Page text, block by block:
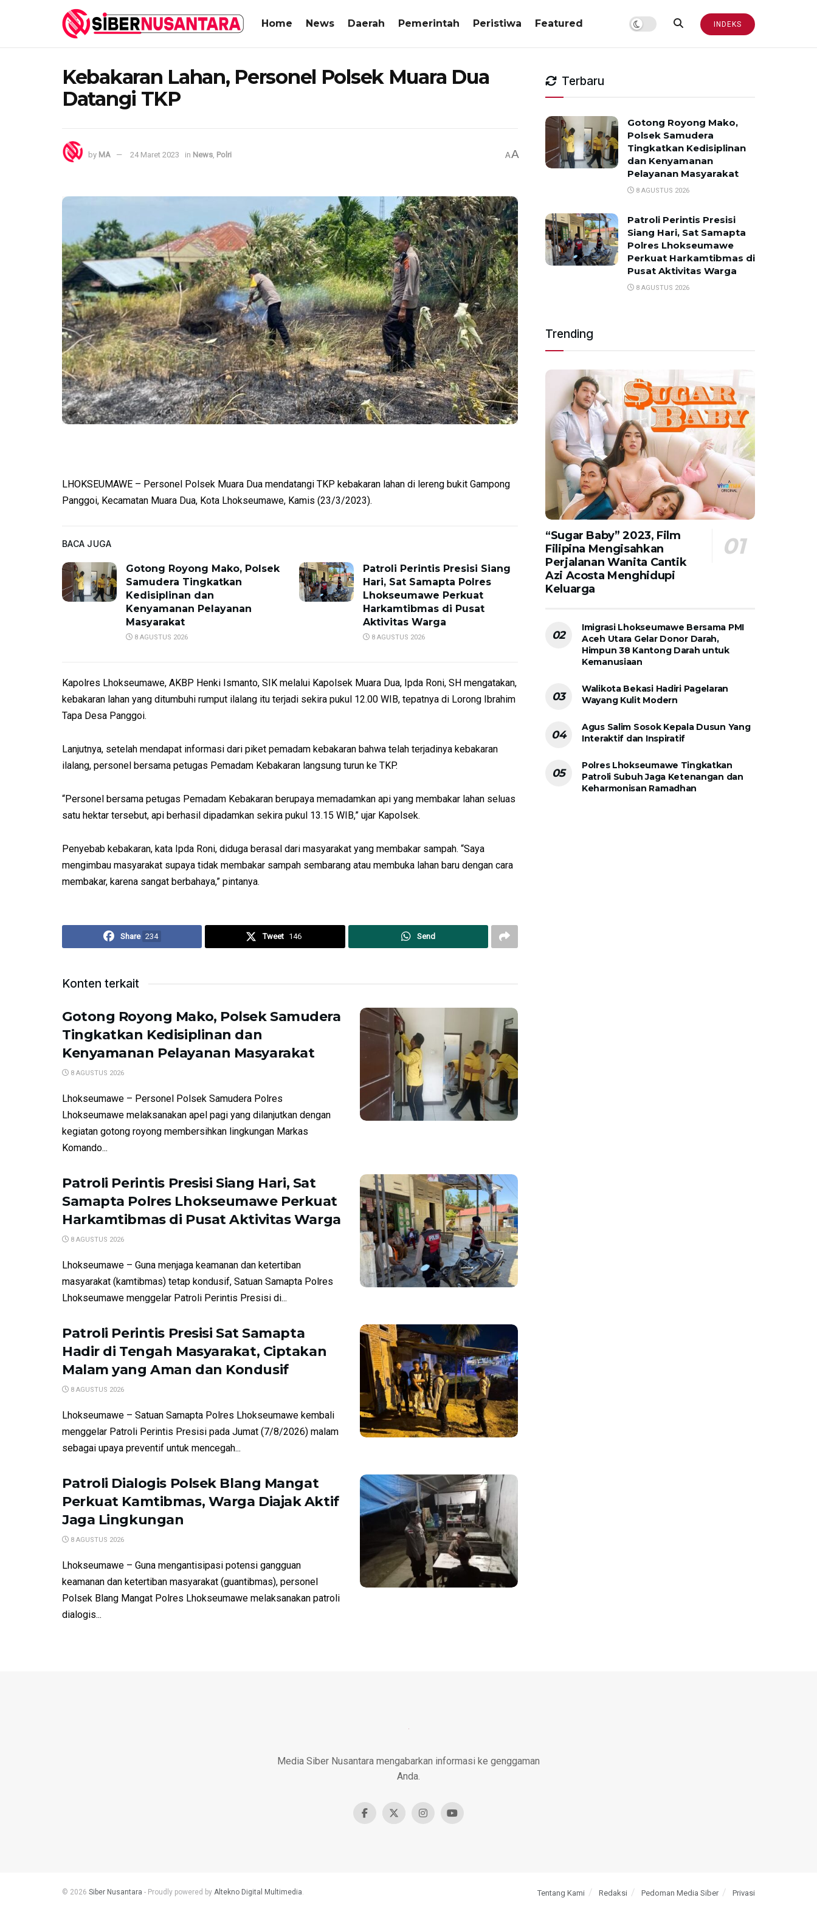
Home News Daerah Pemerintah Peristiwa Featured INDEKS
Kebakaran Lahan, Personel Polsek Muara Dua
Datangi TKP
by MA 24 Maret 2023 in News Polri AA
LHOKSEUMAWE – Personel Polsek Muara Dua mendatangi TKP kebakaran lahan di lereng bukit Gampong
Panggoi, Kecamatan Muara Dua, Kota Lhokseumawe, Kamis (23/3/2023).
BACA JUGA
Gotong Royong Mako, Polsek
Samudera Tingkatkan
Kedisiplinan dan
Kenyamanan Pelayanan
Masyarakat
8 AGUSTUS 2026
Patroli Perintis Presisi Siang
Hari, Sat Samapta Polres
Lhokseumawe Perkuat
Harkamtibmas di Pusat
Aktivitas Warga
8 AGUSTUS 2026
Kapolres Lhokseumawe, AKBP Henki Ismanto, SIK melalui Kapolsek Muara Dua, Ipda Roni, SH mengatakan,
kebakaran lahan yang ditumbuhi rumput ilalang itu terjadi sekira pukul 12.00 WIB, tepatnya di Lorong Ibrahim
Tapa Desa Panggoi.
Lanjutnya, setelah mendapat informasi dari piket pemadam kebakaran bahwa telah terjadinya kebakaran
ilalang, personel bersama petugas Pemadam Kebakaran langsung turun ke TKP.
“Personel bersama petugas Pemadam Kebakaran berupaya memadamkan api yang membakar lahan seluas
satu hektar tersebut, api berhasil dipadamkan sekira pukul 13.15 WIB,” ujar Kapolsek.
Penyebab kebakaran, kata Ipda Roni, diduga berasal dari masyarakat yang membakar sampah. “Saya
mengimbau masyarakat supaya tidak membakar sampah sembarang atau membuka lahan baru dengan cara
membakar, karena sangat berbahaya,” pintanya.
Share 234 Tweet 146 Send
Konten terkait
Gotong Royong Mako, Polsek Samudera
Tingkatkan Kedisiplinan dan
Kenyamanan Pelayanan Masyarakat
8 AGUSTUS 2026
Lhokseumawe – Personel Polsek Samudera Polres
Lhokseumawe melaksanakan apel pagi yang dilanjutkan dengan
kegiatan gotong royong membersihkan lingkungan Markas
Komando...
Patroli Perintis Presisi Siang Hari, Sat
Samapta Polres Lhokseumawe Perkuat
Harkamtibmas di Pusat Aktivitas Warga
8 AGUSTUS 2026
Lhokseumawe – Guna menjaga keamanan dan ketertiban
masyarakat (kamtibmas) tetap kondusif, Satuan Samapta Polres
Lhokseumawe menggelar Patroli Perintis Presisi di...
Patroli Perintis Presisi Sat Samapta
Hadir di Tengah Masyarakat, Ciptakan
Malam yang Aman dan Kondusif
8 AGUSTUS 2026
Lhokseumawe – Satuan Samapta Polres Lhokseumawe kembali
menggelar Patroli Perintis Presisi pada Jumat (7/8/2026) malam
sebagai upaya preventif untuk mencegah...
Patroli Dialogis Polsek Blang Mangat
Perkuat Kamtibmas, Warga Diajak Aktif
Jaga Lingkungan
8 AGUSTUS 2026
Lhokseumawe – Guna mengantisipasi potensi gangguan
keamanan dan ketertiban masyarakat (guantibmas), personel
Polsek Blang Mangat Polres Lhokseumawe melaksanakan patroli
dialogis...
Terbaru
Gotong Royong Mako,
Polsek Samudera
Tingkatkan Kedisiplinan
dan Kenyamanan
Pelayanan Masyarakat
8 AGUSTUS 2026
Patroli Perintis Presisi
Siang Hari, Sat Samapta
Polres Lhokseumawe
Perkuat Harkamtibmas di
Pusat Aktivitas Warga
8 AGUSTUS 2026
Trending
“Sugar Baby” 2023, Film
Filipina Mengisahkan
Perjalanan Wanita Cantik
Azi Acosta Menghidupi
Keluarga
Imigrasi Lhokseumawe Bersama PMI
Aceh Utara Gelar Donor Darah,
Himpun 38 Kantong Darah untuk
Kemanusiaan
Walikota Bekasi Hadiri Pagelaran
Wayang Kulit Modern
Agus Salim Sosok Kepala Dusun Yang
Interaktif dan Inspiratif
Polres Lhokseumawe Tingkatkan
Patroli Subuh Jaga Ketenangan dan
Keharmonisan Ramadhan
Media Siber Nusantara mengabarkan informasi ke genggaman
Anda.
Tentang Kami Redaksi Pedoman Media Siber Privasi
© 2026 Siber Nusantara - Proudly powered by Altekno Digital Multimedia.